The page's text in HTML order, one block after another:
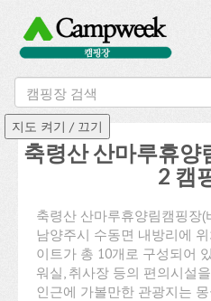
축령산 산마루휴양
2 캠
축령산 산마루휴양림캠핑장
남양주시 수동면 내방리에
이트가 총 10개로 구성되어
워실, 취사장 등의 편의시설
인근에 가볼만한 관광지는